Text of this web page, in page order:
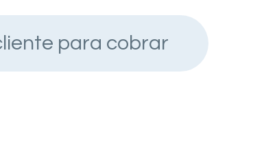
para cobrar